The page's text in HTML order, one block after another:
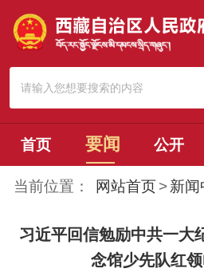
首页 要闻 公开
当前位置： 网站首页 > 新闻
习近平回信勉励中共一大
念馆少先队红